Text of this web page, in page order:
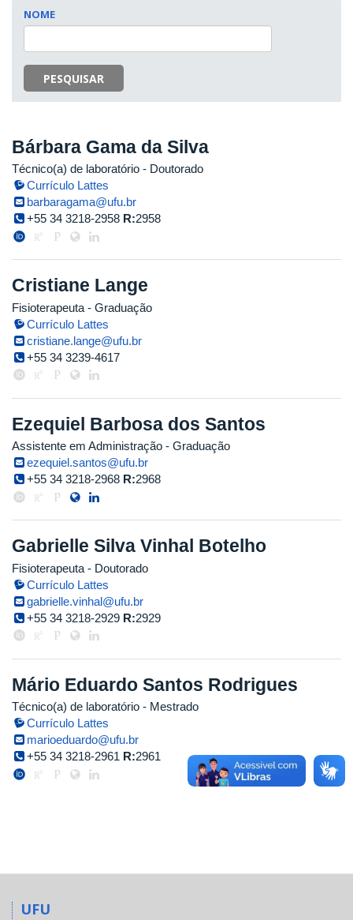
NOME
PESQUISAR
Bárbara Gama da Silva
Técnico(a) de laboratório - Doutorado
Currículo Lattes
barbaragama@ufu.br
+55 34 3218-2958 R:2958
Cristiane Lange
Fisioterapeuta - Graduação
Currículo Lattes
cristiane.lange@ufu.br
+55 34 3239-4617
Ezequiel Barbosa dos Santos
Assistente em Administração - Graduação
ezequiel.santos@ufu.br
+55 34 3218-2968 R:2968
Gabrielle Silva Vinhal Botelho
Fisioterapeuta - Doutorado
Currículo Lattes
gabrielle.vinhal@ufu.br
+55 34 3218-2929 R:2929
Mário Eduardo Santos Rodrigues
Técnico(a) de laboratório - Mestrado
Currículo Lattes
marioeduardo@ufu.br
+55 34 3218-2961 R:2961
UFU